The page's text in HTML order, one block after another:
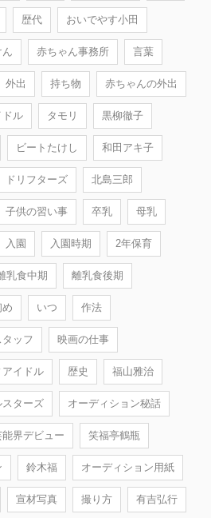
歴代 おいでやす小田
ん 赤ちゃん事務所 言葉
外出 持ち物 赤ちゃんの外出
ドル タモリ 黒柳徹子
ビートたけし 和田アキ子
ドリフターズ 北島三郎
子供の習い事 卒乳 母乳
入園 入園時期 2年保育
乳食中期 離乳食後期
め いつ 作法
ッフ 映画の仕事
アイドル 歴史 福山雅治
ターズ オーディション秘話
能界デビュー 笑福亭鶴瓶
鈴木福 オーディション用紙
宣材写真 撮り方 有吉弘行